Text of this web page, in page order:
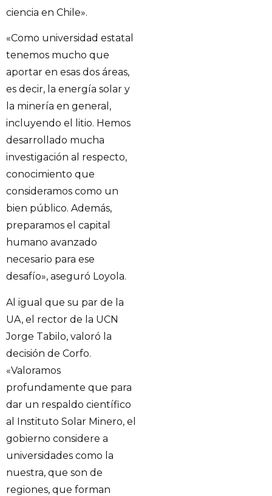
ciencia en Chile».
«Como universidad estatal
tenemos mucho que
aportar en esas dos áreas,
es decir, la energía solar y
la minería en general,
incluyendo el litio. Hemos
desarrollado mucha
investigación al respecto,
conocimiento que
consideramos como un
bien público. Además,
preparamos el capital
humano avanzado
necesario para ese
desafío», aseguró Loyola.
Al igual que su par de la
UA, el rector de la UCN
Jorge Tabilo, valoró la
decisión de Corfo.
«Valoramos
profundamente que para
dar un respaldo científico
al Instituto Solar Minero, el
gobierno considere a
universidades como la
nuestra, que son de
regiones, que forman